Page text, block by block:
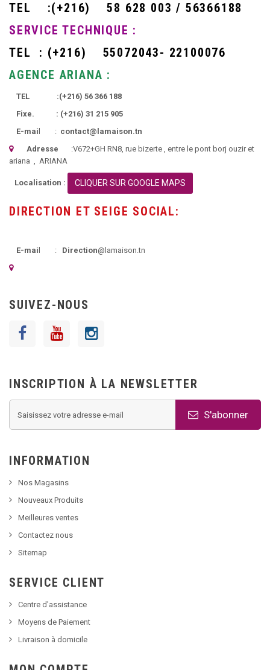
TEL
:(+216)
58 628 003 / 56366188
SERVICE TECHNIQUE :
TEL : (+216)
55072043- 22100076
AGENCE ARIANA :
TEL :(+216) 56 366 188
Fixe. : (+216) 31 215 905
E-mai l : contact@lamaison.tn
Adresse :V672+GH RN8, rue bizerte , entre le pont borj ouzir et
ariana , ARIANA
Localisation : CLIQUER SUR GOOGLE MAPS
DIRECTION ET SEIGE SOCIAL:
E-mai l : Direction@lamaison.tn
SUIVEZ-NOUS
INSCRIPTION À LA NEWSLETTER
S'abonner
INFORMATION
Nos Magasins
Nouveaux Produits
Meilleures ventes
Contactez nous
Sitemap
SERVICE CLIENT
Centre d'assistance
Moyens de Paiement
Livraison à domicile